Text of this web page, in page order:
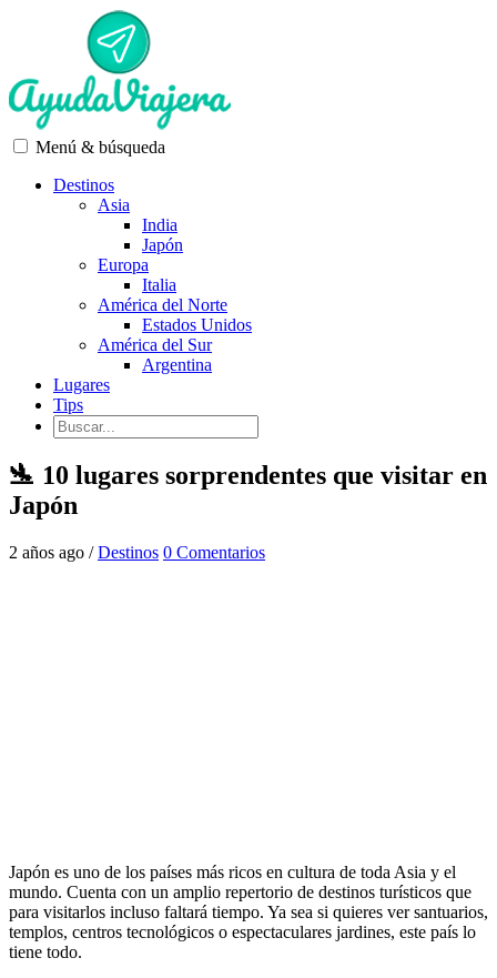
Menú & búsqueda
Destinos
Asia
India
Japón
Europa
Italia
América del Norte
Estados Unidos
América del Sur
Argentina
Lugares
Tips
🛬 10 lugares sorprendentes que visitar en
Japón
2 años ago /Destinos 0 Comentarios
Japón es uno de los países más ricos en cultura de toda Asia y el
mundo. Cuenta con un amplio repertorio de destinos turísticos que
para visitarlos incluso faltará tiempo. Ya sea si quieres ver santuarios,
templos, centros tecnológicos o espectaculares jardines, este país lo
tiene todo.